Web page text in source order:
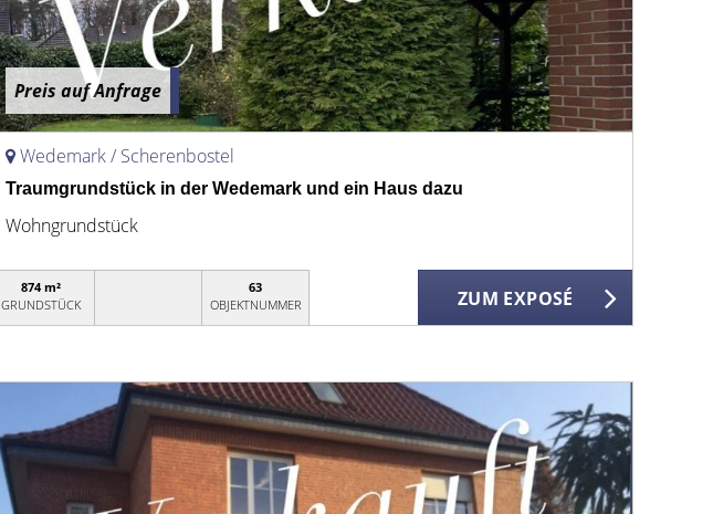
Preis auf Anfrage
Wedemark / Scherenbostel
Traumgrundstück in der Wedemark und ein Haus dazu
Wohngrundstück
874 m²
GRUNDSTÜCK
63
OBJEKTNUMMER
ZUM EXPOSÉ